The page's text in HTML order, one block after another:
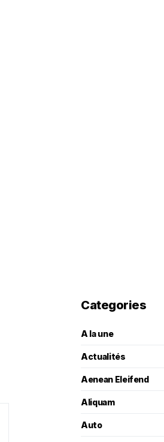
Categories
A la une
Actualités
Aenean Eleifend
Aliquam
Auto